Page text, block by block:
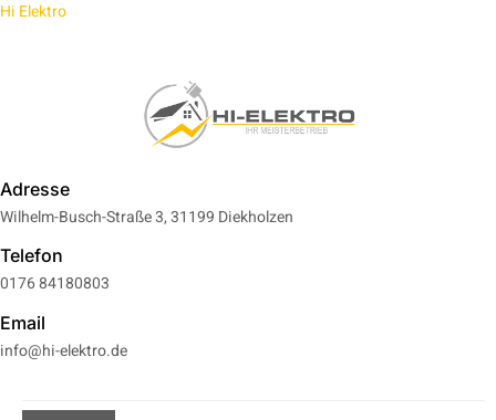
Hi Elektro
Adresse
Wilhelm-Busch-Straße 3, 31199 Diekholzen
Telefon
0176 84180803
Email
info@hi-elektro.de